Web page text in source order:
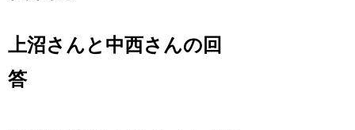
上沼さんと中西さんの回
答